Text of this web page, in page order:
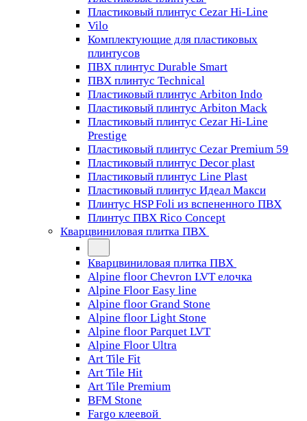
Пластиковый плинтус Cezar Hi-Line
Vilo
Комплектующие для пластиковых
плинтусов
ПВХ плинтус Durable Smart
ПВХ плинтус Technical
Пластиковый плинтус Arbiton Indo
Пластиковый плинтус Arbiton Mack
Пластиковый плинтус Cezar Hi-Line
Prestige
Пластиковый плинтус Cezar Premium 59
Пластиковый плинтус Decor plast
Пластиковый плинтус Line Plast
Пластиковый плинтус Идеал Макси
Плинтус HSP Foli из вспененного ПВХ
Плинтус ПВХ Rico Concept
Кварцвиниловая плитка ПВХ
Кварцвиниловая плитка ПВХ
Alpine floor Chevron LVT елочка
Alpine Floor Easy line
Alpine floor Grand Stone
Alpine floor Light Stone
Alpine floor Parquet LVT
Alpine Floor Ultra
Art Tile Fit
Art Tile Hit
Art Tile Premium
BFM Stone
Fargo клеевой